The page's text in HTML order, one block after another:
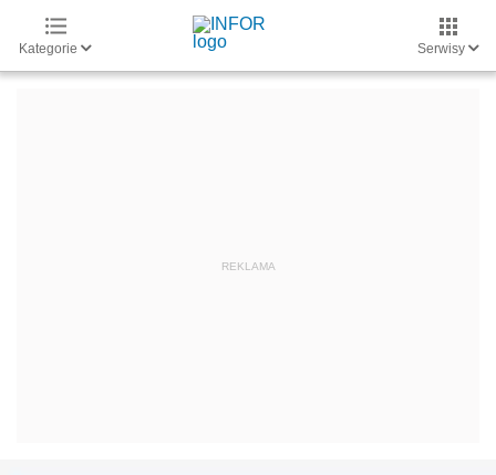
Kategorie Serwisy